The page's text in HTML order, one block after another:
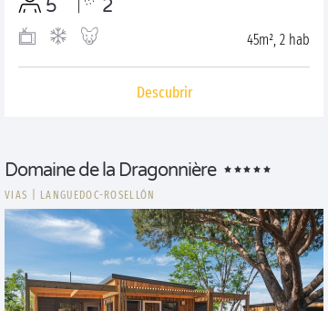
5 2
45m², 2 hab
Descubrir
Domaine de la Dragonnière
VIAS LANGUEDOC-ROSELLÓN